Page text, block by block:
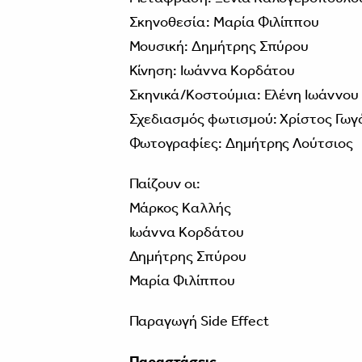
Σκηνοθεσία: Μαρία Φιλίππου
Μουσική: Δημήτρης Σπύρου
Κίνηση: Ιωάννα Κορδάτου
Σκηνικά/Κοστούμια: Ελένη Ιωάννου
Σχεδιασμός φωτισμού: Χρίστος
Φωτογραφίες: Δημήτρης Λούτσιος
Παίζουν οι:
Μάρκος Καλλής
Ιωάννα Κορδάτου
Δημήτρης Σπύρου
Μαρία Φιλίππου
Παραγωγή Side Effect